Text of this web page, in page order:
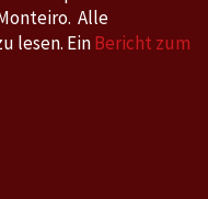
Alle
lesen. EinBericht zum